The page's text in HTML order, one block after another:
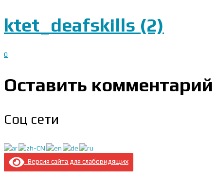
ktet_deafskills (2)
0
Оставить комментарий
Соц сети
Версия сайта для слабовидящих